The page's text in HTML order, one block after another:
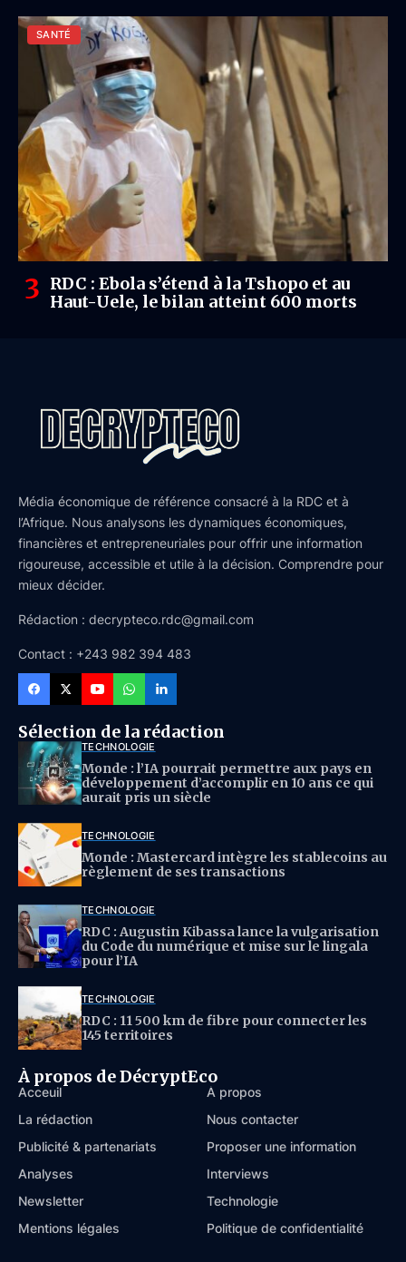
SANTÉ
RDC : Ebola s’étend à la Tshopo et au
Haut-Uele, le bilan atteint 600 morts
Média économique de référence consacré à la RDC et à
l’Afrique. Nous analysons les dynamiques économiques,
financières et entrepreneuriales pour offrir une information
rigoureuse, accessible et utile à la décision. Comprendre pour
mieux décider.
Rédaction : decrypteco.rdc@gmail.com
Contact : +243 982 394 483
Sélection de la rédaction
TECHNOLOGIE
Monde : l’IA pourrait permettre aux pays en
développement d’accomplir en 10 ans ce qui
aurait pris un siècle
TECHNOLOGIE
Monde : Mastercard intègre les stablecoins au
règlement de ses transactions
TECHNOLOGIE
RDC : Augustin Kibassa lance la vulgarisation
du Code du numérique et mise sur le lingala
pour l’IA
TECHNOLOGIE
RDC : 11 500 km de fibre pour connecter les
145 territoires
À propos de DécryptEco
Acceuil
À propos
La rédaction
Nous contacter
Publicité & partenariats
Proposer une information
Analyses
Interviews
Newsletter
Technologie
Mentions légales
Politique de confidentialité